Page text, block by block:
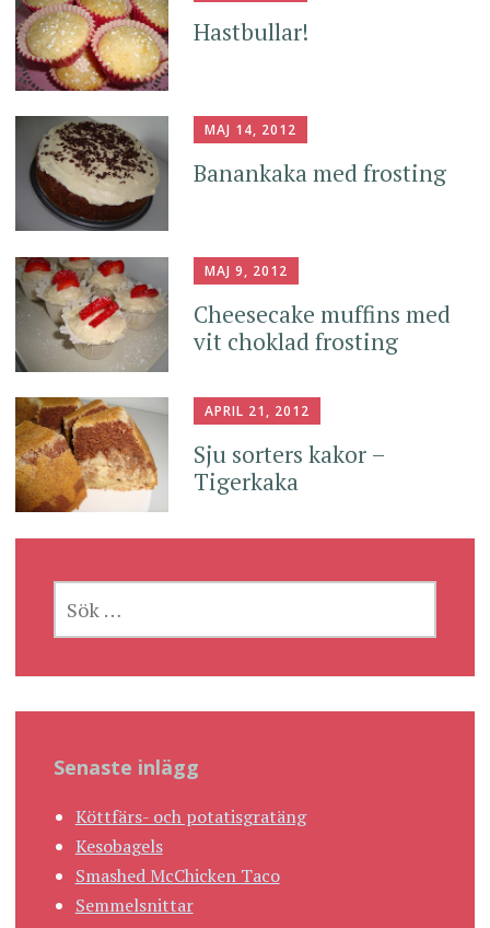
Hastbullar!
MAJ 14, 2012
Banankaka med frosting
MAJ 9, 2012
Cheesecake muffins med
vit choklad frosting
APRIL 21, 2012
Sju sorters kakor –
Tigerkaka
EFTER:
Senaste inlägg
Köttfärs- och potatisgratäng
Kesobagels
Smashed McChicken Taco
Semmelsnittar